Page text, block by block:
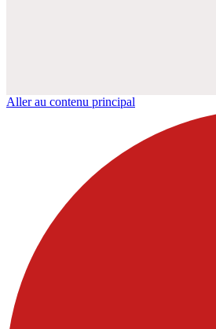
Aller au contenu principal